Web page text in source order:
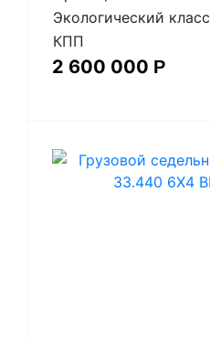
Экологический класс
КПП
2 600 000 Р